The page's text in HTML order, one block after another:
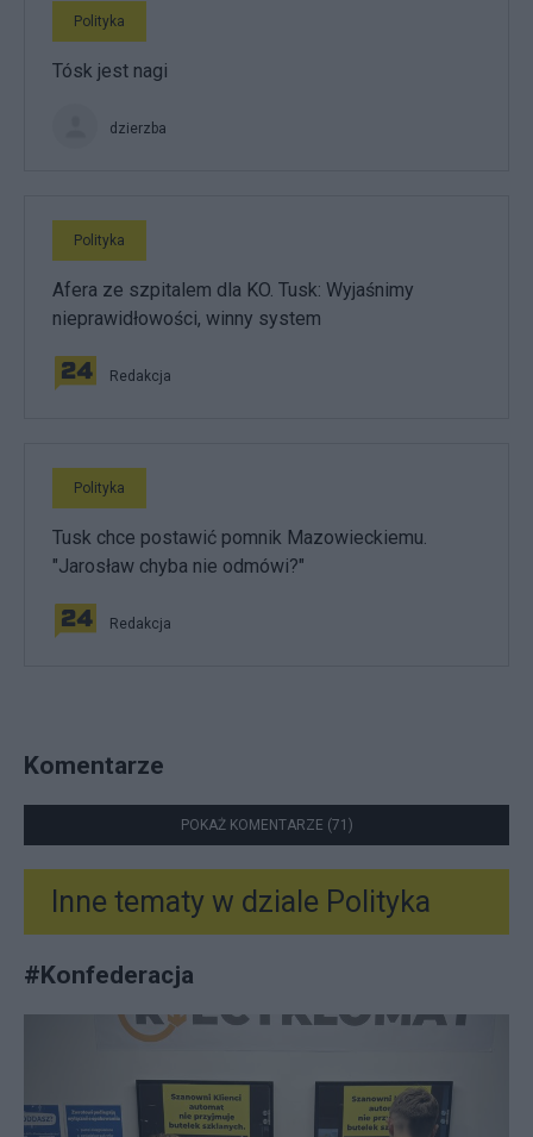
Polityka
Tósk jest nagi
dzierzba
Polityka
Afera ze szpitalem dla KO. Tusk: Wyjaśnimy
nieprawidłowości, winny system
Redakcja
Polityka
Tusk chce postawić pomnik Mazowieckiemu.
"Jarosław chyba nie odmówi?"
Redakcja
Komentarze
POKAŻ KOMENTARZE (71)
Inne tematy w dziale Polityka
#Konfederacja